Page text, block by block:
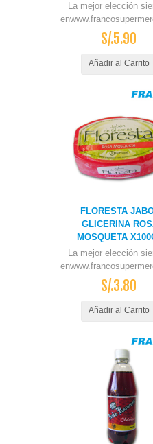
La mejor elección
S/.5.90
Añadir al Carrito
FLORESTA
GLICERINA
MOSQUETA
La mejor elección
S/.3.80
Añadir al Carrito